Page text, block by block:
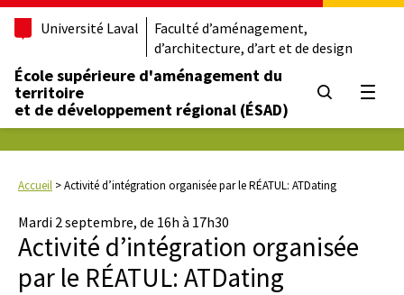
Université Laval
Faculté d’aménagement,
d’architecture, d’art et de design
École supérieure d'aménagement du
territoire
et de développement régional (ÉSAD)
Accueil >Activité d’intégration organisée par le RÉATUL: ATDating
Mardi 2 septembre, de 16h à 17h30
Activité d’intégration organisée
par le RÉATUL: ATDating